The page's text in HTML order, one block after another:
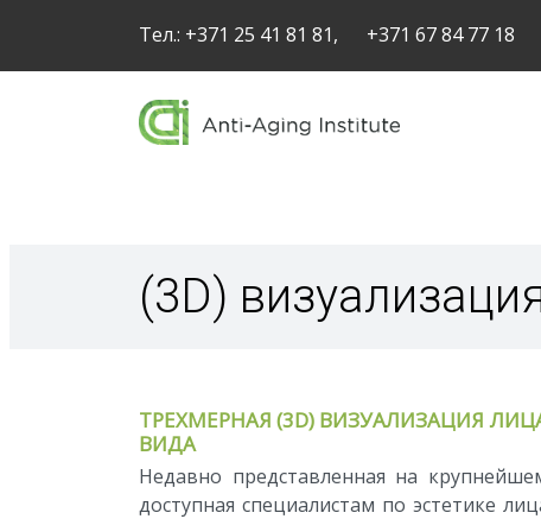
Тел.: +371 25 41 81 81, +371 67 84 77 18
(3D)
ТРЕХМЕРНАЯ (3D) ВИЗУАЛИЗАЦИЯ
ВИДА
Недавно представленная на
доступная специалистам по эстетике